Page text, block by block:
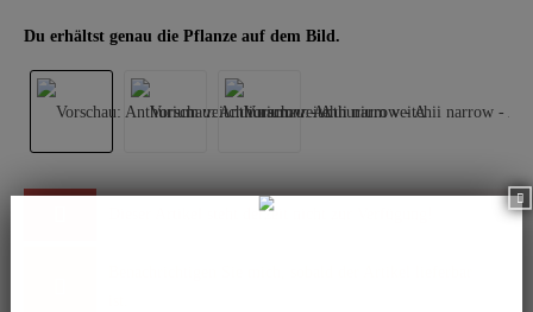
Du erhältst genau die Pflanze auf dem Bild.
Dieser Artikel steht derzeit nicht zur Verfügung!